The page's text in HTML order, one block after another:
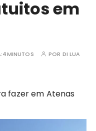
em
4MINUTOS POR DI LUA
fazer em Atenas